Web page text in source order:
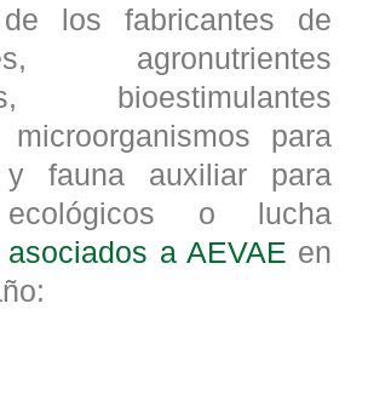
de los fabricantes de
agronutrientes
bioestimulantes
microorganismos para
fauna auxiliar para
o lucha
asociados a AEVAE en